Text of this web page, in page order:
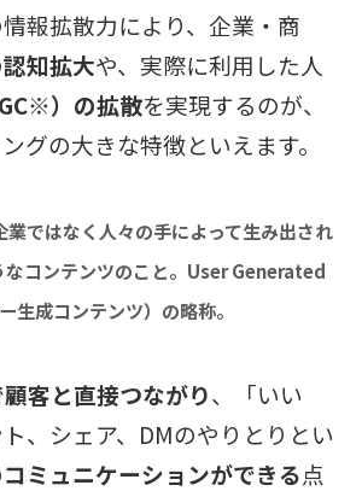
報拡散力により、企業・商
認知拡大や、実際に利用した人
）の拡散を実現するのが、
グの大きな特徴といえます。
ではなく人々の手によって生み出され
なコンテンツのこと。User Generated
成コンテンツ）の略称。
客と直接つながり、「いい
、シェア、DMのやりとりとい
ミュニケーションができる点